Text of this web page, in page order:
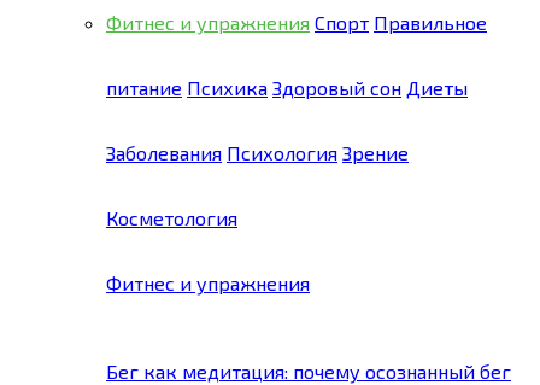
Фитнес и упражнения Спорт Правильное
питание Психика Здоровый сон Диеты
Заболевания Психология Зрение
Косметология
Фитнес и упражнения
Бег как медитация: почему осознанный бег